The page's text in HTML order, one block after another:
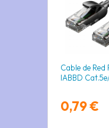
Cable de
IABBD
0,79 €